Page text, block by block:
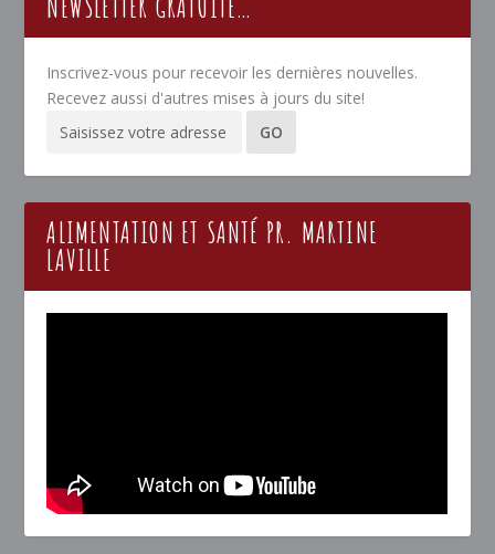
Inscrivez-vous pour recevoir les dernières nouvelles.
Recevez aussi d'autres mises à jours du site!
ALIMENTATION ET SANTÉ PR. MARTINE
LAVILLE